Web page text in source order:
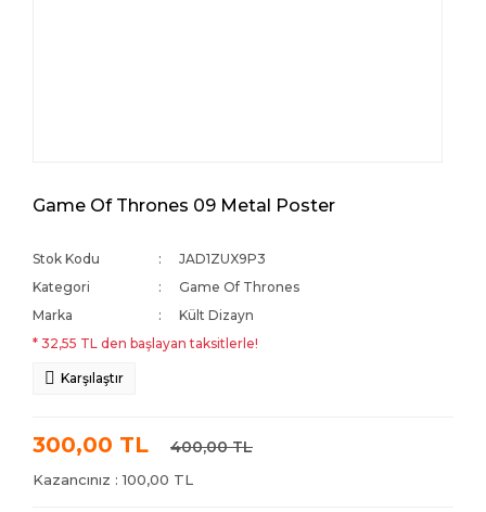
Game Of Thrones 09 Metal Poster
Stok Kodu
JAD1ZUX9P3
Kategori
Game Of Thrones
Marka
Kült Dizayn
* 32,55 TL den başlayan taksitlerle!
Karşılaştır
300,00 TL 400,00 TL
Kazancınız : 100,00 TL